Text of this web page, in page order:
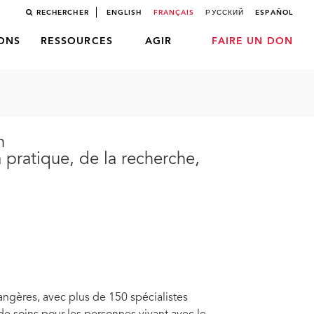
RECHERCHER ENGLISH FRANÇAIS РУССКИЙ ESPAÑOL
RESSOURCES AGIR FAIRE UN DON
de la recherche,
avec plus de 150 spécialistes